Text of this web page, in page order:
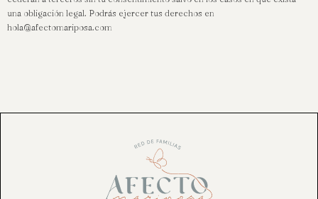
una obligación legal. Podrás ejercer tus derechos en
hola@afectomariposa.com